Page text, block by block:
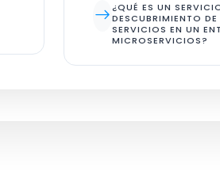
¿QUÉ ES UN
DESCUBRIMIENTO DE
SERVICIOS EN UN
MICROSERVICIOS?